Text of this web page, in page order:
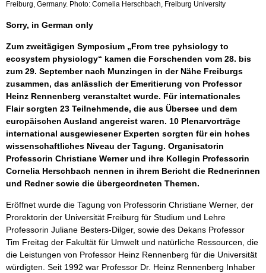
Freiburg, Germany. Photo: Cornelia Herschbach, Freiburg University
Sorry, in German only
Zum zweitägigen Symposium „From tree pyhsiology to
ecosystem physiology“ kamen die Forschenden vom 28. bis
zum 29. September nach Munzingen in der Nähe Freiburgs
zusammen, das anlässlich der Emeritierung von Professor
Heinz Rennenberg veranstaltet wurde. Für internationales
Flair sorgten 23 Teilnehmende, die aus Übersee und dem
europäischen Ausland angereist waren. 10 Plenarvorträge
international ausgewiesener Experten sorgten für ein hohes
wissenschaftliches Niveau der Tagung. Organisatorin
Professorin Christiane Werner und ihre Kollegin Professorin
Cornelia Herschbach nennen in ihrem Bericht die Rednerinnen
und Redner sowie die übergeordneten Themen.
Eröffnet wurde die Tagung von Professorin Christiane Werner, der
Prorektorin der Universität Freiburg für Studium und Lehre
Professorin Juliane Besters-Dilger, sowie des Dekans Professor
Tim Freitag der Fakultät für Umwelt und natürliche Ressourcen, die
die Leistungen von Professor Heinz Rennenberg für die Universität
würdigten. Seit 1992 war Professor Dr. Heinz Rennenberg Inhaber